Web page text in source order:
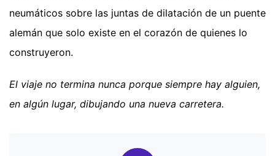
neumáticos sobre las juntas de dilatación de un puente
alemán que solo existe en el corazón de quienes lo
construyeron.
El viaje no termina nunca porque siempre hay alguien,
en algún lugar, dibujando una nueva carretera.